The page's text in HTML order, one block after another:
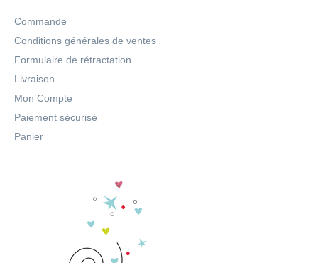
Commande
Conditions générales de ventes
Formulaire de rétractation
Livraison
Mon Compte
Paiement sécurisé
Panier